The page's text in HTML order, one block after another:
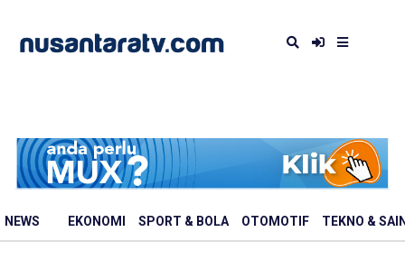
NEWS EKONOMI SPORT & BOLA OTOMOTIF TEKNO &